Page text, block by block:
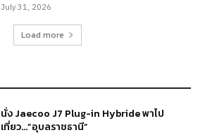
July 31, 2026
Load more
นั่ง Jaecoo J7 Plug-in Hybride พาไป
เที่ยว…”อุบลราชธานี”